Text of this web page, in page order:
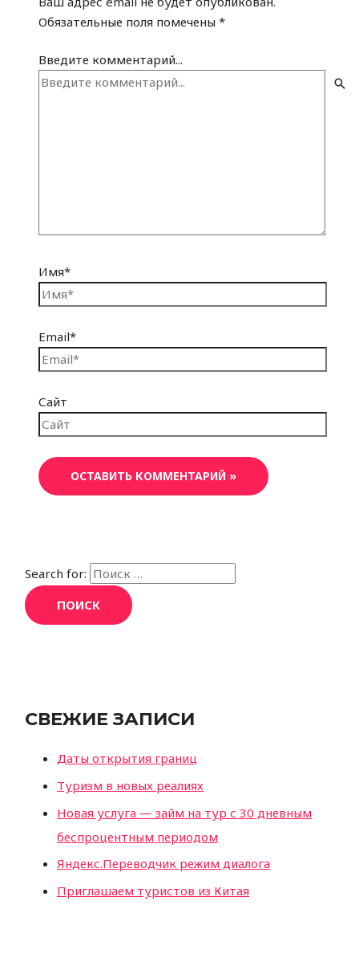
Обязательные поля помечены*
Введите комментарий...
Имя*
Email*
Сайт
Search for:
СВЕЖИЕ ЗАПИСИ
Даты открытия границ
Туризм в новых реалиях
Новая услуга — займ на тур с 30 дневным
беспроцентным периодом
Яндекс.Переводчик режим диалога
Приглашаем туристов из Китая